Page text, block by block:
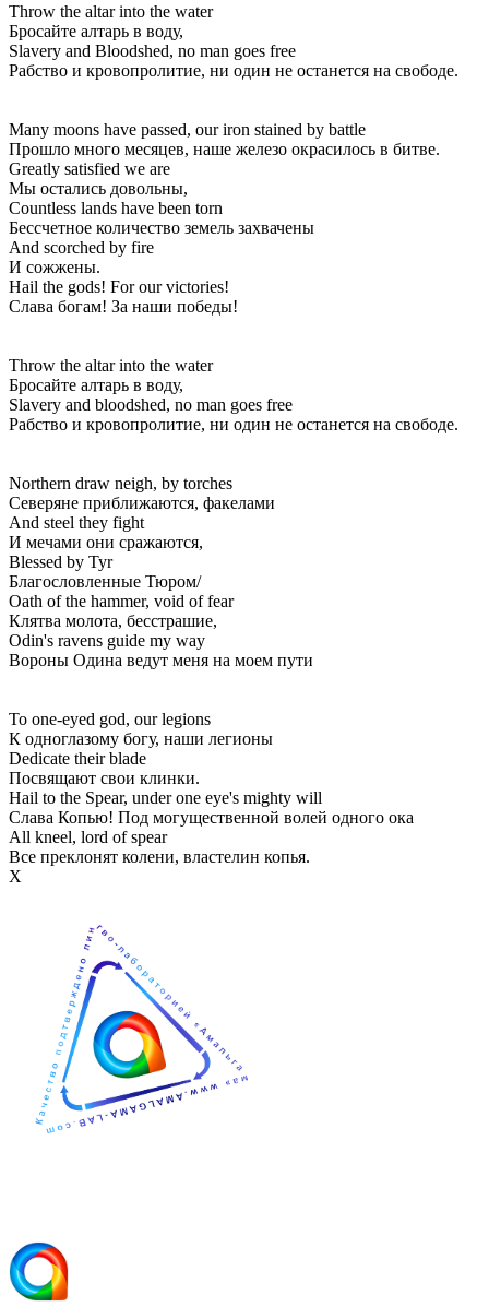
Throw the altar into the water
Бросайте алтарь в воду,
Slavery and Bloodshed, no man goes free
Рабство и кровопролитие, ни один не останется на свободе.
Many moons have passed, our iron stained by battle
Прошло много месяцев, наше железо окрасилось в битве.
Greatly satisfied we are
Мы остались довольны,
Countless lands have been torn
Бессчетное количество земель захвачены
And scorched by fire
И сожжены.
Hail the gods! For our victories!
Слава богам! За наши победы!
Throw the altar into the water
Бросайте алтарь в воду,
Slavery and bloodshed, no man goes free
Рабство и кровопролитие, ни один не останется на свободе.
Northern draw neigh, by torches
Северяне приближаются, факелами
And steel they fight
И мечами они сражаются,
Blessed by Tyr
Благословленные Тюром/
Oath of the hammer, void of fear
Клятва молота, бесстрашие,
Odin's ravens guide my way
Вороны Одина ведут меня на моем пути
To one-eyed god, our legions
К одноглазому богу, наши легионы
Dedicate their blade
Посвящают свои клинки.
Hail to the Spear, under one eye's mighty will
Слава Копью! Под могущественной волей одного ока
All kneel, lord of spear
Все преклонят колени, властелин копья.
Х